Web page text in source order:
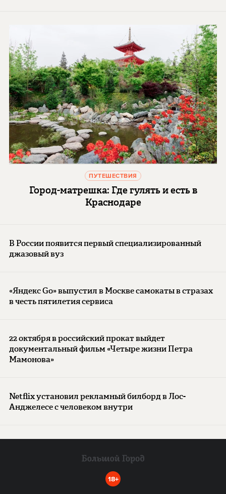
ПУТЕШЕСТВИЯ
Город-матрешка: Где гулять и есть в
Краснодаре
В России появится первый специализированный
джазовый вуз
«Яндекс Go» выпустил в Москве самокаты в стразах
в честь пятилетия сервиса
22 октября в российский прокат выйдет
документальный фильм «Четыре жизни Петра
Мамонова»
Netflix установил рекламный билборд в Лос-
Анджелесе с человеком внутри
18+